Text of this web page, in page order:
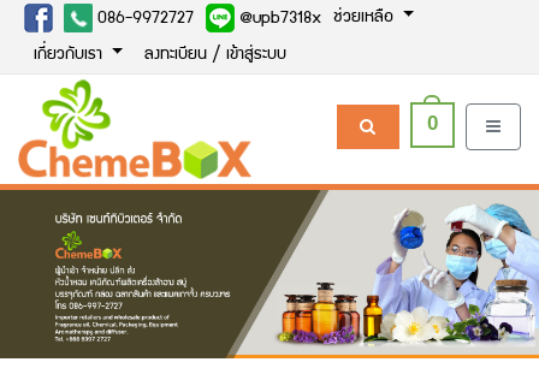
086-9972727 @upb7318x ช่วยเหลือ
เกี่ยวกับเรา ลงทะเบียน / เข้าสู่ระบบ
0